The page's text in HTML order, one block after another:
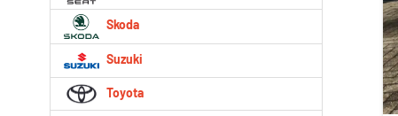
Skoda
Suzuki
Toyota